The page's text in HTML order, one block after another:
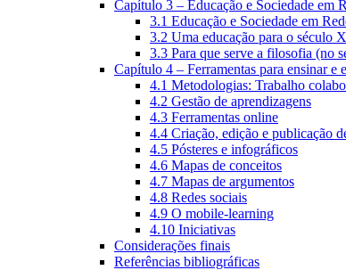
Capítulo 3 – Educação e Sociedade em
3.1 Educação e Sociedade em
3.2 Uma educação para o século
3.3 Para que serve a filosofia (no
Capítulo 4 – Ferramentas para ensinar e
4.1 Metodologias: Trabalho
4.2 Gestão de aprendizagens
4.3 Ferramentas online
4.4 Criação, edição e publicação
4.5 Pósteres e infográficos
4.6 Mapas de conceitos
4.7 Mapas de argumentos
4.8 Redes sociais
4.9 O mobile-learning
4.10 Iniciativas
Considerações finais
Referências bibliográficas